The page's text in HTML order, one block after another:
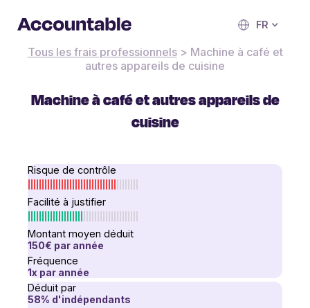
FR
Tous les frais professionnels > Machine à café et
autres appareils de cuisine
Machine à café et autres appareils de
cuisine
Risque de contrôle
Facilité à justifier
Montant moyen déduit
150€ par année
Fréquence
1x par année
Déduit par
58% d'indépendants